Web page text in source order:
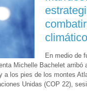
climático
En medio de
Michelle Bachelet arribó
a los pies de los montes
Unidas (COP 22),